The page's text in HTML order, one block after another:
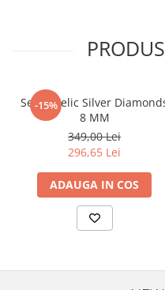
-15%
Set Angelic Silver
8 MM
349,00 Lei
296,65 Lei
ADAUGA IN COS